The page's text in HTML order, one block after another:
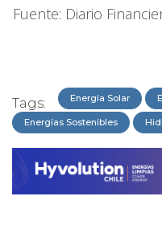
Fuente: Diario
Tags: Energía Solar
Energías Sostenibles